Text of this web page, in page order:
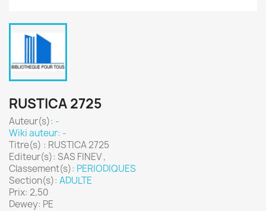
RUSTICA 2725
Auteur(s): -
Wiki auteur: -
Titre(s) : RUSTICA 2725
Editeur(s): SAS FINEV ,
Classement(s): PERIODIQUES
Section(s): ADULTE
Prix: 2,50
Dewey: PE